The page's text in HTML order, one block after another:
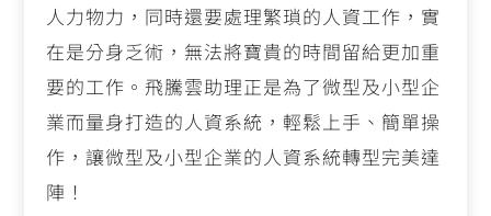
人力物力，同時還要處理繁瑣的人資工作，實
在是分身乏術，無法將寶貴的時間留給更加重
要的工作。飛騰雲助理正是為了微型及小型企
業而量身打造的人資系統，輕鬆上手、簡單操
作，讓微型及小型企業的人資系統轉型完美達
陣！